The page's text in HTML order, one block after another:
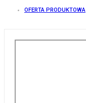
OFERTA PRODUKTOWA